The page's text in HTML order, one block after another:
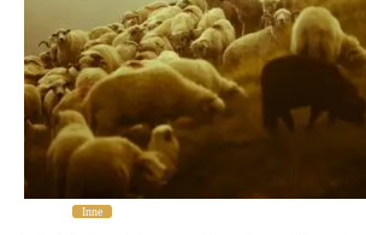
Inne